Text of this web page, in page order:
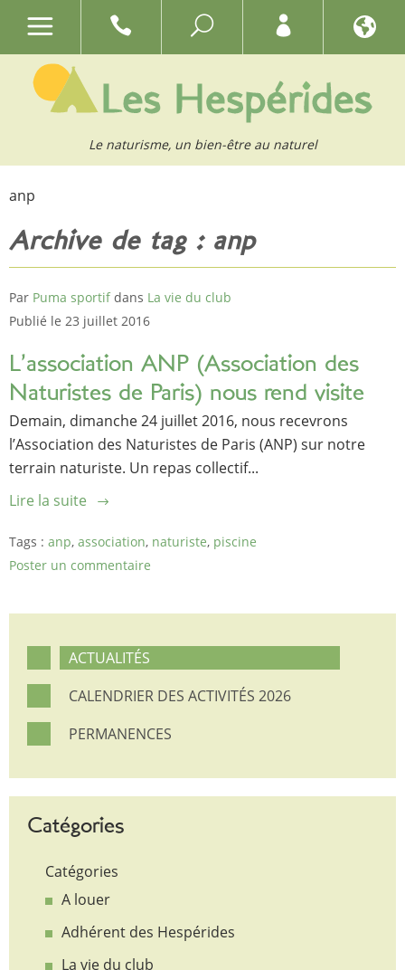
Le naturisme, un bien-être au naturel
anp
Archive de tag : anp
Par Puma sportif dans La vie du club
Publié le 23 juillet 2016
L’association ANP (Association des
Naturistes de Paris) nous rend visite
Demain, dimanche 24 juillet 2016, nous recevrons
l’Association des Naturistes de Paris (ANP) sur notre
terrain naturiste. Un repas collectif...
Lire la suite
Tags : anp, association, naturiste, piscine
Poster un commentaire
ACTUALITÉS
CALENDRIER DES ACTIVITÉS 2026
PERMANENCES
Catégories
Catégories
A louer
Adhérent des Hespérides
La vie du club